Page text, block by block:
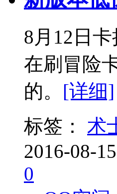
8月12日
在刷冒险
的。 [详细]
标签：
术
2016-08-
0